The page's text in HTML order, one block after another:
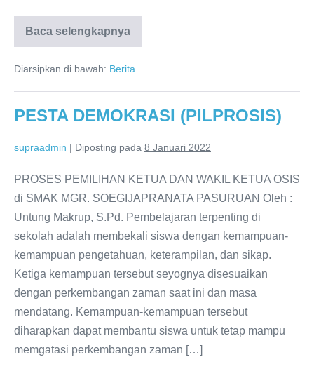
Baca selengkapnya
Soepra
Voice
Edukasi
yang
Diarsipkan di bawah: Berita
PESTA DEMOKRASI (PILPROSIS)
supraadmin | Diposting pada 8 Januari 2022
PROSES PEMILIHAN KETUA DAN WAKIL KETUA OSIS
di SMAK MGR. SOEGIJAPRANATA PASURUAN Oleh :
Untung Makrup, S.Pd. Pembelajaran terpenting di
sekolah adalah membekali siswa dengan kemampuan-
kemampuan pengetahuan, keterampilan, dan sikap.
Ketiga kemampuan tersebut seyognya disesuaikan
dengan perkembangan zaman saat ini dan masa
mendatang. Kemampuan-kemampuan tersebut
diharapkan dapat membantu siswa untuk tetap mampu
memgatasi perkembangan zaman […]